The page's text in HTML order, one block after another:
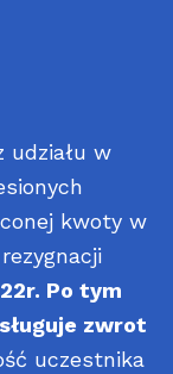
udziału w
kwoty w
Po tym
zwrot
uczestnika